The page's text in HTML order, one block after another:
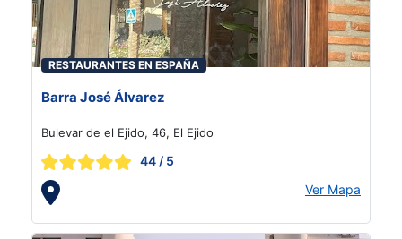
RESTAURANTES EN ESPAÑA
Barra José Álvarez
Bulevar de el Ejido, 46, El Ejido
44 / 5
Ver Mapa